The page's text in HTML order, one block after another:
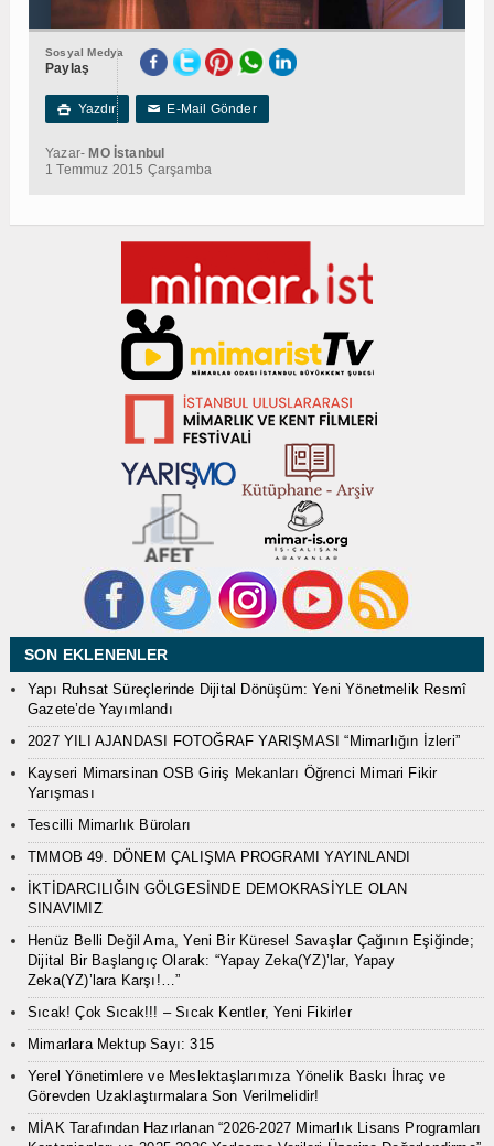
Sosyal Medya
Paylaş
 Yazdır ✉E-Mail Gönder
Yazar- MO İstanbul
1 Temmuz 2015 Çarşamba
SON EKLENENLER
Yapı Ruhsat Süreçlerinde Dijital Dönüşüm: Yeni Yönetmelik Resmî
Gazete’de Yayımlandı
2027 YILI AJANDASI FOTOĞRAF YARIŞMASI “Mimarlığın İzleri”
Kayseri Mimarsinan OSB Giriş Mekanları Öğrenci Mimari Fikir
Yarışması
Tescilli Mimarlık Büroları
TMMOB 49. DÖNEM ÇALIŞMA PROGRAMI YAYINLANDI
İKTİDARCILIĞIN GÖLGESİNDE DEMOKRASİYLE OLAN
SINAVIMIZ
Henüz Belli Değil Ama, Yeni Bir Küresel Savaşlar Çağının Eşiğinde;
Dijital Bir Başlangıç Olarak: “Yapay Zeka(YZ)’lar, Yapay
Zeka(YZ)’lara Karşı!…”
Sıcak! Çok Sıcak!!! – Sıcak Kentler, Yeni Fikirler
Mimarlara Mektup Sayı: 315
Yerel Yönetimlere ve Meslektaşlarımıza Yönelik Baskı İhraç ve
Görevden Uzaklaştırmalara Son Verilmelidir!
MİAK Tarafından Hazırlanan “2026-2027 Mimarlık Lisans Programları